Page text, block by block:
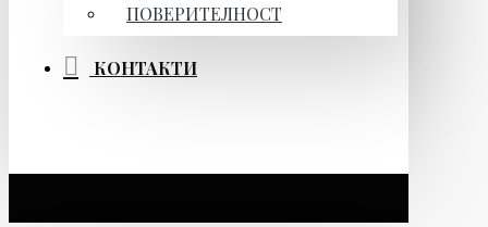
ПОВЕРИТЕЛНОСТ
КОНТАКТИ